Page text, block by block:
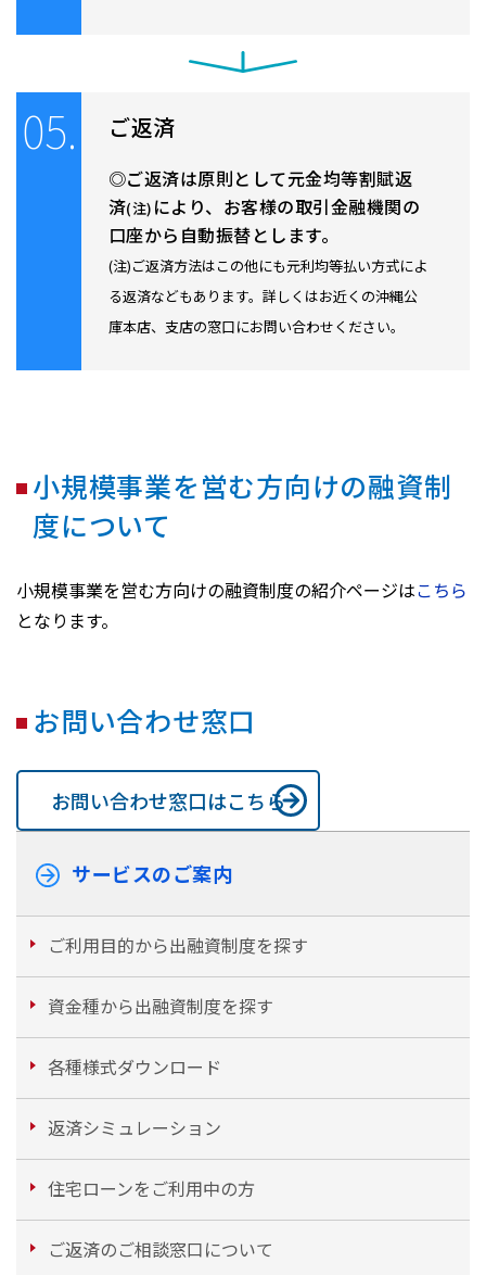
05. ご返済
ご返済は原則として元金均等割賦返
済(注) により、お客様の取引金融機関の
口座から自動振替とします。
(注)ご返済方法はこの他にも元利均等払い方式によ
る返済などもあります。詳しくはお近くの沖縄公
庫本店、支店の窓口にお問い合わせください。
小規模事業を営む方向けの融資制
度について
小規模事業を営む方向けの融資制度の紹介ページはこちら
となります。
お問い合わせ窓口
お問い合わせ窓口はこちら
サービスのご案内
ご利用目的から出融資制度を探す
資金種から出融資制度を探す
各種様式ダウンロード
返済シミュレーション
住宅ローンをご利用中の方
ご返済のご相談窓口について